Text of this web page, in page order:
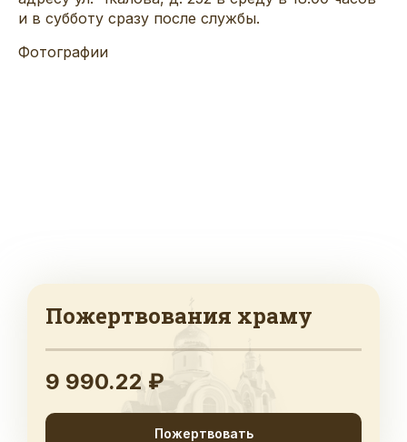
и в субботу сразу после службы.
Фотографии
Пожертвования храму
9 990.22 ₽
Пожертвовать